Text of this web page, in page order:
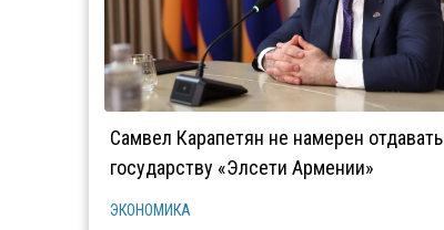
Самвел Карапетян не намерен отдавать
государству «Элсети Армении»
ЭКОНОМИКА